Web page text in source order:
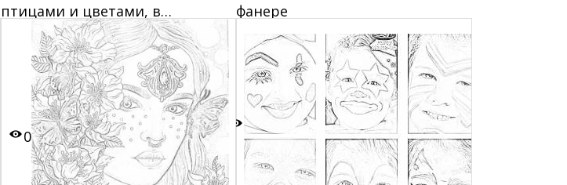
птицами и цветами, в
маскарадном наряде
фанере
0